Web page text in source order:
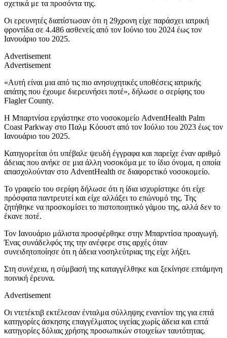
σχετικά με τα προσόντα της.
Οι ερευνητές διαπίστωσαν ότι η 29χρονη είχε παράσχει ιατρική
φροντίδα σε 4.486 ασθενείς από τον Ιούνιο του 2024 έως τον
Ιανουάριο του 2025.
Advertisement
Advertisement
«Αυτή είναι μια από τις πιο ανησυχητικές υποθέσεις ιατρικής
απάτης που έχουμε διερευνήσει ποτέ», δήλωσε ο σερίφης του
Flagler County.
Η Μπαρτνίσα εργάστηκε στο νοσοκομείο AdventHealth Palm
Coast Parkway στο Παλμ Κόουστ από τον Ιούλιο του 2023 έως τον
Ιανουάριο του 2025.
Κατηγορείται ότι υπέβαλε ψευδή έγγραφα και παρείχε έναν αριθμό
άδειας που ανήκε σε μια άλλη νοσοκόμα με το ίδιο όνομα, η οποία
απασχολούνταν στο AdventHealth σε διαφορετικό νοσοκομείο.
Το γραφείο του σερίφη δήλωσε ότι η ίδια ισχυρίστηκε ότι είχε
πρόσφατα παντρευτεί και είχε αλλάξει το επώνυμό της. Της
ζητήθηκε να προσκομίσει το πιστοποιητικό γάμου της, αλλά δεν το
έκανε ποτέ.
Τον Ιανουάριο μάλιστα προσφέρθηκε στην Μπαρντίσα προαγωγή.
Ένας συνάδελφός της την ανέφερε στις αρχές όταν
συνειδητοποίησε ότι η άδεια νοσηλεύτριας της είχε λήξει.
Στη συνέχεια, η σύμβασή της καταγγέλθηκε και ξεκίνησε επτάμηνη
ποινική έρευνα.
Advertisement
Οι ντετέκτιβ εκτέλεσαν ένταλμα σύλληψης εναντίον της για επτά
κατηγορίες άσκησης επαγγέλματος υγείας χωρίς άδεια και επτά
κατηγορίες δόλιας χρήσης προσωπικών στοιχείων ταυτότητας.